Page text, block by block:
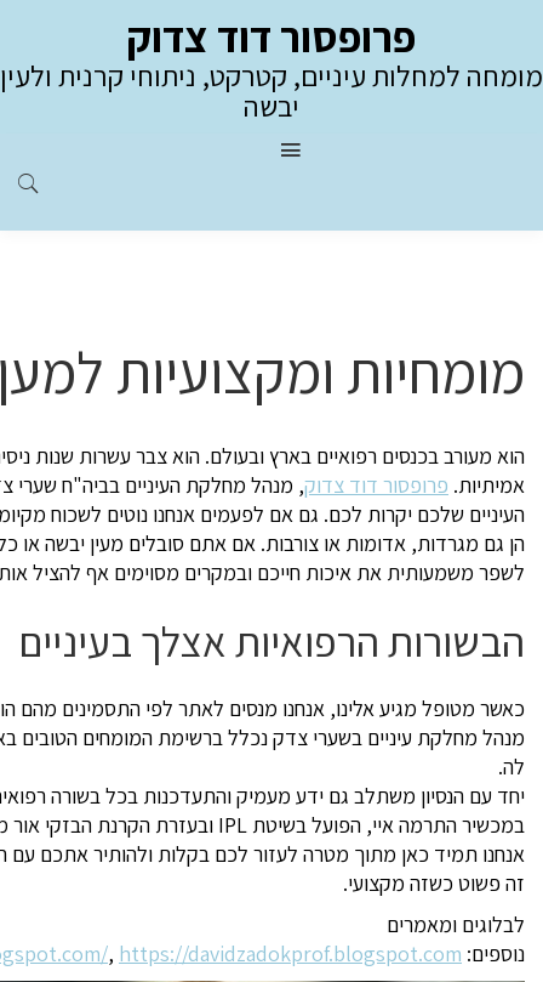
פרופסור דוד צדוק
מומחה למחלות עיניים, קטרקט, ניתוחי קרנית ולעין
יבשה
מומחיות ומקצועיות
הוא מעורב בכנסים רפואיים בארץ ובעולם. הוא צבר עשרות שנות
אמיתיות. פרופסור דוד צדוק, מנהל מחלקת העיניים בביה"ח שערי
העיניים שלכם יקרות לכם. גם אם לפעמים אנחנו נוטים לשכוח
הן גם מגרדות, אדומות או צורבות. אם אתם סובלים מעין יבשה או
לשפר משמעותית את איכות חייכם ובמקרים מסוימים אף להציל
הבשורות הרפואיות אצלך בעיניים
כאשר מטופל מגיע אלינו, אנחנו מנסים לאתר לפי התסמינים מהם
מנהל מחלקת עיניים בשערי צדק נכלל ברשימת המומחים הטובים
לה.
יחד עם הנסיון משתלב גם ידע מעמיק והתעדכנות בכל בשורה
במכשיר התרמה איי, הפועל בשיטת IPL ובעזרת הקרנת הבזקי אור מדוייקים פותר בסדרת טיפולים קצרה ללא כאב את הבעיה.
אנחנו תמיד כאן מתוך מטרה לעזור לכם בקלות ולהותיר אתכם עם
זה פשוט כשזה מקצועי.
לבלוגים ומאמרים
נוספים:
, https://davidzadokprof.blogspot.com